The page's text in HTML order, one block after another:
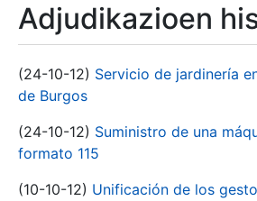
Adjudikazioen
(24-10-12) Servicio de jardinería
de Burgos
(24-10-12) Suministro de una
formato 115
(10-10-12) Unificación de los